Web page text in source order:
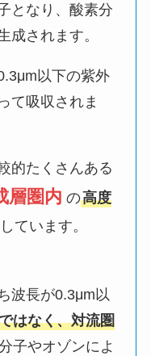
となり、酸素分
成されます。
以下の紫外
て吸収されま
的たくさんある
層圏内 の高度
ています。
波長が0.3μm以
はなく、対流圏
子やオゾンによ